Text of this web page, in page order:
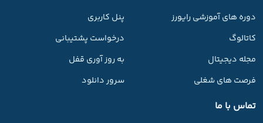
دوره های آموزشی رایورز
کاتالوگ
مجله دیجیتال
فرصت های شغلی
پنل کاربری
درخواست پشتیبانی
به روز آوری قفل
سرور دانلود
تماس با ما